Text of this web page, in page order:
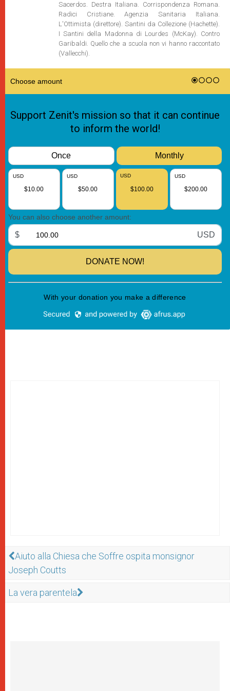
Sacerdos. Destra Italiana. Corrispondenza Romana.
Radici Cristiane. Agenzia Sanitaria Italiana.
L'Ottimista (direttore). Santini da Collezione (Hachette).
I Santini della Madonna di Lourdes (McKay). Contro
Garibaldi. Quello che a scuola non vi hanno raccontato
(Vallecchi).
Aiuto alla Chiesa che Soffre ospita monsignor
Joseph Coutts
La vera parentela